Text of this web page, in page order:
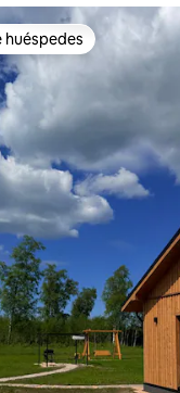
preferido
huéspedes